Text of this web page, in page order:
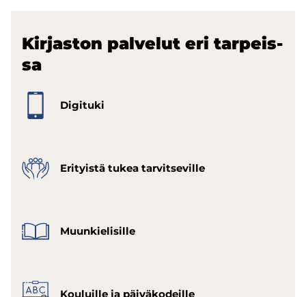
Kir­jas­ton pal­ve­lut eri tar­peis­
sa
Di­gi­tu­ki
Eri­tyis­tä tukea tar­vit­se­vil­le
Muun­kie­li­sil­le
Kou­luil­le ja päi­vä­ko­deil­le